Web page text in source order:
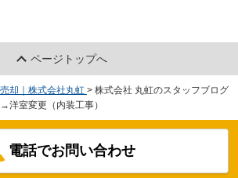
ページトップへ
却｜株式会社丸虹 > 株式会社 丸虹のスタッフブログ
洋室変更（内装工事）
電話でお問い合わせ